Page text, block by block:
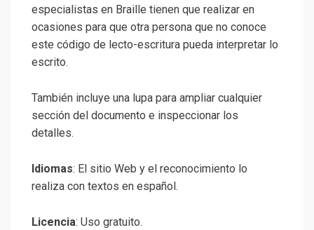
especialistas en Braille tienen que realizar en
ocasiones para que otra persona que no conoce
este código de lecto-escritura pueda interpretar lo
escrito.
También incluye una lupa para ampliar cualquier
sección del documento e inspeccionar los
detalles.
Idiomas: El sitio Web y el reconocimiento lo
realiza con textos en español.
Licencia: Uso gratuito.